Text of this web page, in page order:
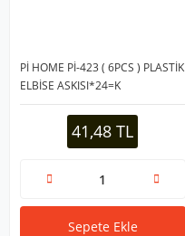
Pİ HOME Pİ-423 ( 6PCS ) PLASTİK
ELBİSE ASKISI*24=K
41,48 TL
Sepete Ekle